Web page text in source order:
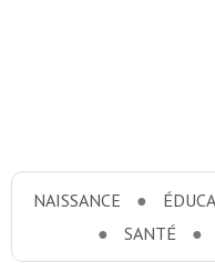
NAISSANCE
SANTÉ